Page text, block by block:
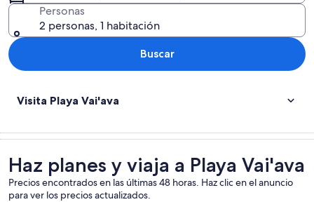
Personas
2 personas, 1 habitación
Buscar
Visita Playa Vai'ava
Haz planes y viaja a Playa Vai'ava
Precios encontrados en las últimas 48 horas. Haz clic en el anuncio
para ver los precios actualizados.